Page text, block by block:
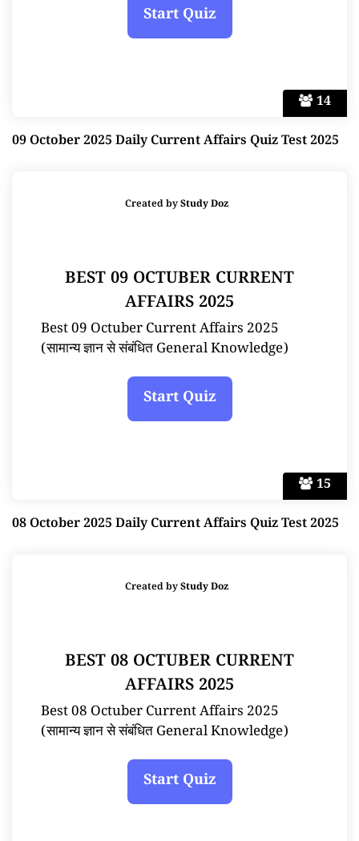
14
09 October 2025 Daily Current Affairs Quiz Test 2025
15
Created byStudy Doz
BEST 09 OCTUBER CURRENT
AFFAIRS 2025
Best 09 Octuber Current Affairs 2025
(सामान्य ज्ञान से संबंधित General Knowledge)
08 October 2025 Daily Current Affairs Quiz Test 2025
Created byStudy Doz
BEST 08 OCTUBER CURRENT
AFFAIRS 2025
Best 08 Octuber Current Affairs 2025
(सामान्य ज्ञान से संबंधित General Knowledge)